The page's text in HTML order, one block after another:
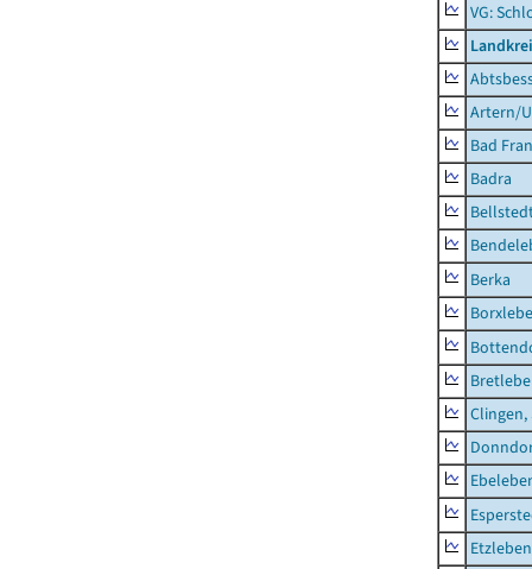
VG:
Artern/
Bad
Badra
Berka
Etzleben